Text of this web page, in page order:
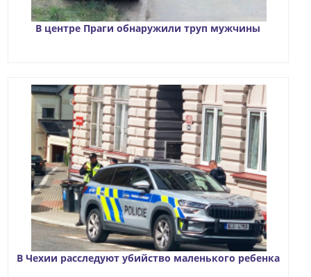
В центре Праги обнаружили труп мужчины
В Чехии расследуют убийство маленького ребенка